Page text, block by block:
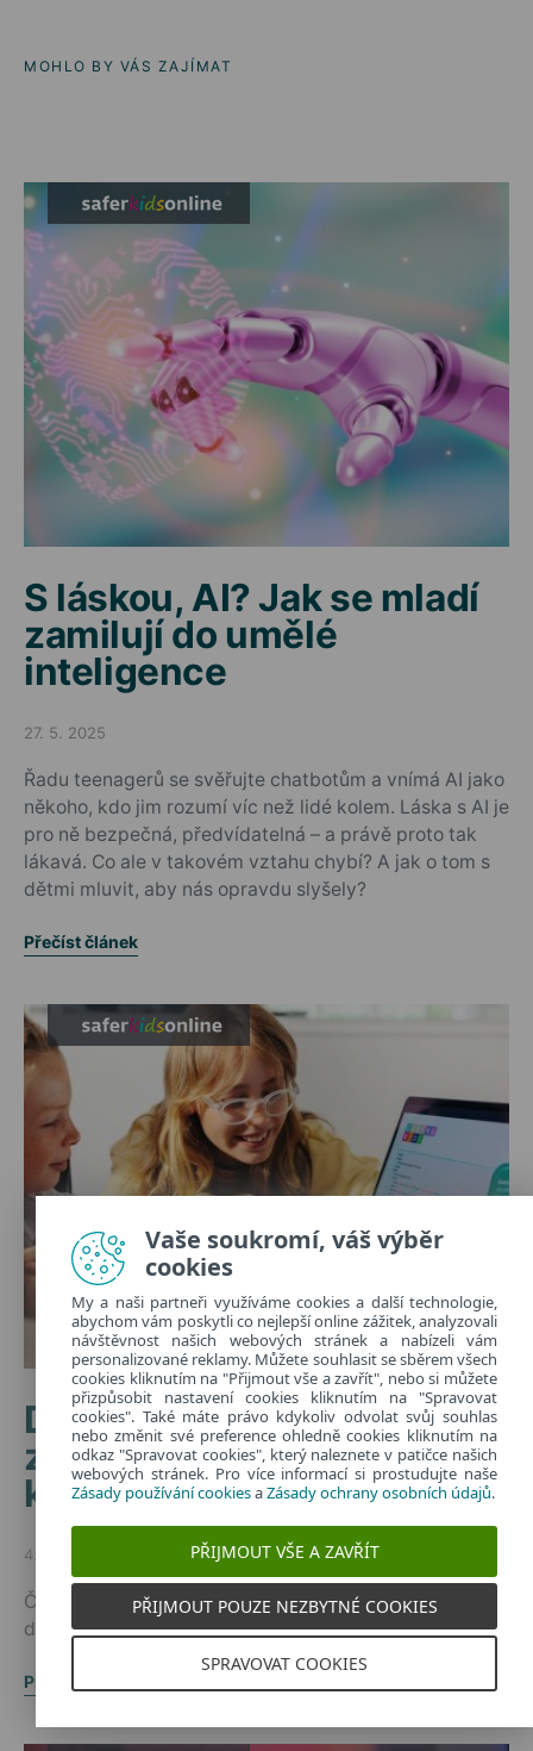
MOHLO BY VÁS ZAJÍMAT
S láskou, AI? Jak se mladí
zamilují do umělé
inteligence
Posted on
27. 5. 2025
Řadu teenagerů se svěřujte chatbotům a vnímá AI jako
někoho, kdo jim rozumí víc než lidé kolem. Láska s AI je
pro ně bezpečná, předvídatelná – a právě proto tak
lákavá. Co ale v takovém vztahu chybí? A jak o tom s
dětmi mluvit, aby nás opravdu slyšely?
Přečíst článek
Digitální vzdělávání
zvyšuje bezpečnost dětí i
kariérní vyhlídky
Posted on
4. 12. 2024
České děti se učí o technologiích hlavně samy. Proč je
digiální vzdělání důležité a jak je podpořit?
Přečíst článek
Vaše soukromí, váš výběr
cookies
My a naši partneři využíváme cookies a další technologie,
abychom vám poskytli co nejlepší online zážitek, analyzovali
návštěvnost našich webových stránek a nabízeli vám
personalizované reklamy. Můžete souhlasit se sběrem všech
cookies kliknutím na "Přijmout vše a zavřít", nebo si můžete
přizpůsobit nastavení cookies kliknutím na "Spravovat
cookies". Také máte právo kdykoliv odvolat svůj souhlas
nebo změnit své preference ohledně cookies kliknutím na
odkaz "Spravovat cookies", který naleznete v patičce našich
webových stránek. Pro více informací si prostudujte naše
Zásady používání cookiesaZásady ochrany osobních údajů.
PŘIJMOUT VŠE A ZAVŘÍT
PŘIJMOUT POUZE NEZBYTNÉ COOKIES
SPRAVOVAT COOKIES